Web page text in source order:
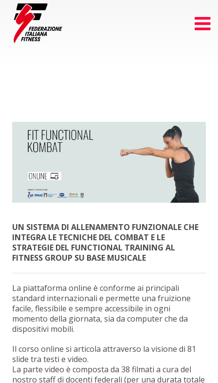
UN SISTEMA DI ALLENAMENTO FUNZIONALE CHE
INTEGRA LE TECNICHE DEL COMBAT E LE
STRATEGIE DEL FUNCTIONAL TRAINING AL
FITNESS GROUP SU BASE MUSICALE
La piattaforma online è conforme ai principali
standard internazionali e permette una fruizione
facile, flessibile e sempre accessibile in ogni
momento della giornata, sia da computer che da
dispositivi mobili.
Il corso online si articola attraverso la visione di 81
slide tra testi e video.
La parte video è composta da 38 filmati a cura del
nostro staff di docenti federali (per una durata totale